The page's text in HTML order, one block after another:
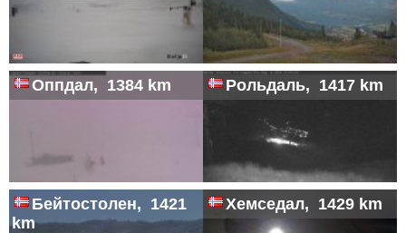
Оппдал, 1384 km Рольдаль, 1417 km
Бейтостолен, 1421
km
Хемседал, 1429 km